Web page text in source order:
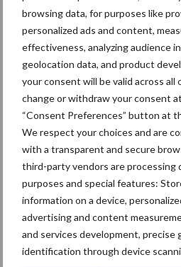
browsing data, for purposes like
personalized ads and content,
effectiveness, analyzing audience
geolocation data, and product
your consent will be valid across all
change or withdraw your consent
“Consent Preferences” button at
We respect your choices and are
with a transparent and secure
third-party vendors are processing
purposes and special features:
information on a device,
advertising and content
and services development, precise
identification through device
Primaire
Sidebar
Recent nieuws
6 aug
"Hoge
voor kouters"
5 aug
Nieuwe
4 aug
Provincie
Toon